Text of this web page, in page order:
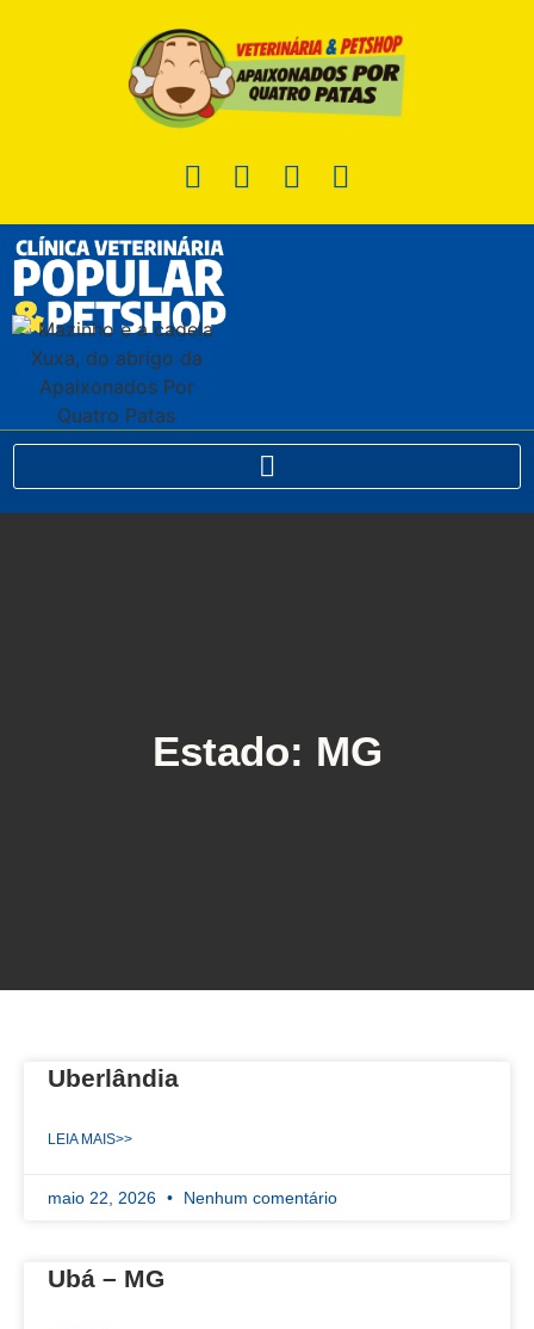
Estado: MG
Uberlândia
LEIA MAIS>>
maio 22, 2026 Nenhum comentário
Ubá – MG